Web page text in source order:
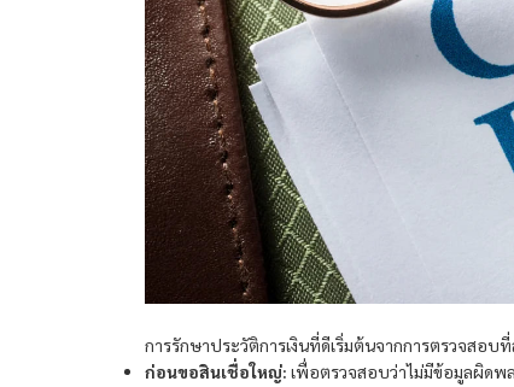
การรักษาประวัติการเงินที่ดีเริ่มต้นจากการตรวจสอบที่
ก่อนขอสินเชื่อใหญ่: เพื่อตรวจสอบว่าไม่มีข้อมูลผิด